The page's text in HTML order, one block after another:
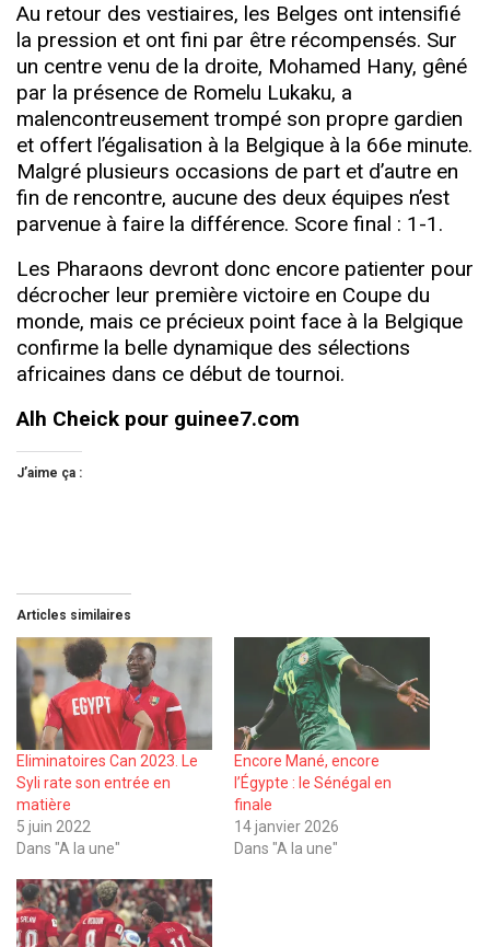
Au retour des vestiaires, les Belges ont intensifié
la pression et ont fini par être récompensés. Sur
un centre venu de la droite, Mohamed Hany, gêné
par la présence de Romelu Lukaku, a
malencontreusement trompé son propre gardien
et offert l’égalisation à la Belgique à la 66e minute.
Malgré plusieurs occasions de part et d’autre en
fin de rencontre, aucune des deux équipes n’est
parvenue à faire la différence. Score final : 1-1.
Les Pharaons devront donc encore patienter pour
décrocher leur première victoire en Coupe du
monde, mais ce précieux point face à la Belgique
confirme la belle dynamique des sélections
africaines dans ce début de tournoi.
Alh Cheick pour guinee7.com
J’aime ça :
Articles similaires
Eliminatoires Can 2023. Le
Syli rate son entrée en
matière
5 juin 2022
Dans "A la une"
Encore Mané, encore
l’Égypte : le Sénégal en
finale
14 janvier 2026
Dans "A la une"